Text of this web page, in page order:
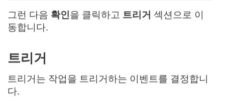
그런 다음 확인을 클릭하고 트리거 섹션으로 이
동합니다.
트리거
트리거는 작업을 트리거하는 이벤트를 결정합니
다.